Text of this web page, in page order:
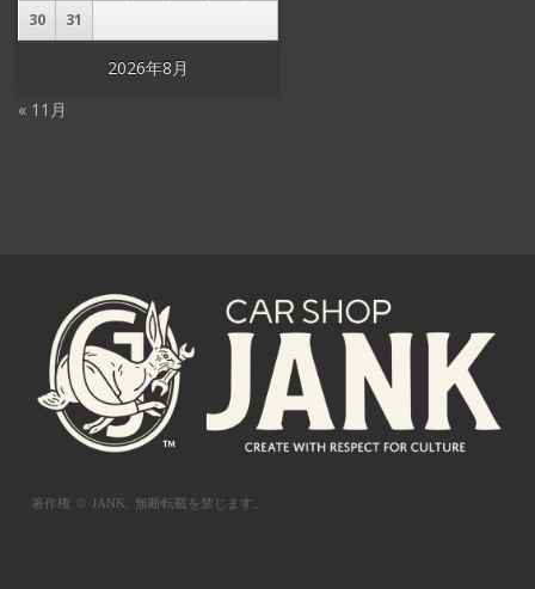
2026年8月
30
31
« 11月
著作権 © JANK. 無断転載を禁じます。